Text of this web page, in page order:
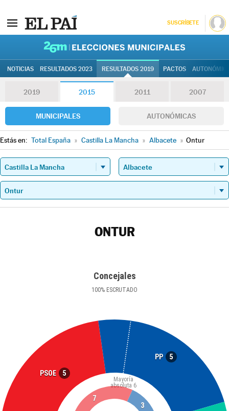
SUSCRÍBETE
NOTICIAS RESULTADOS 2023 RESULTADOS 2019 PACTOS
2019 2015 2011 2007
MUNICIPALES AUTONÓMICAS
Estás en: Total España » Castilla La Mancha » Albacete » Ontur
ONTUR
Concejales
100% ESCRUTADO
PSOE 5
PP 5
Mayoría
absoluta 6
7
3